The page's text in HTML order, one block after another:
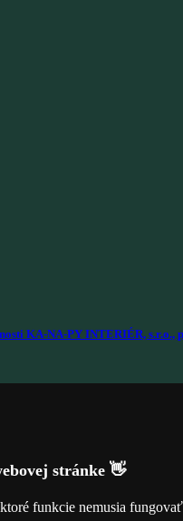
KA-NA-PY INTERIÉR,
stránke 👋
funkcie nemusia